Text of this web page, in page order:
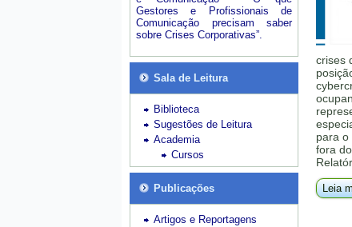
Gestores e Profissionais de
Comunicação precisam saber
sobre Crises Corporativas”.
Sala de Leitura
Biblioteca
Sugestões de Leitura
Academia
Cursos
Publicações
Artigos e Reportagens
crises
para o
fora
Leia